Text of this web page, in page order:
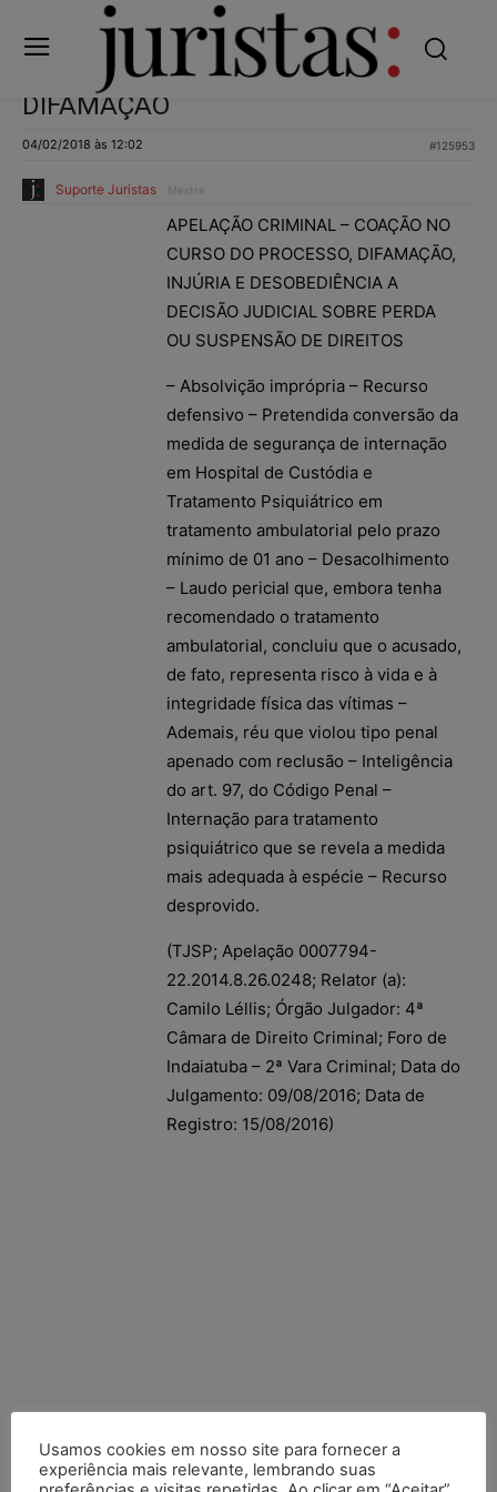
DIFAMAÇÃO
04/02/2018 às 12:02 #125953
Suporte Juristas Mestre
APELAÇÃO CRIMINAL – COAÇÃO NO
CURSO DO PROCESSO, DIFAMAÇÃO,
INJÚRIA E DESOBEDIÊNCIA A
DECISÃO JUDICIAL SOBRE PERDA
OU SUSPENSÃO DE DIREITOS
– Absolvição imprópria – Recurso
defensivo – Pretendida conversão da
medida de segurança de internação
em Hospital de Custódia e
Tratamento Psiquiátrico em
tratamento ambulatorial pelo prazo
mínimo de 01 ano – Desacolhimento
– Laudo pericial que, embora tenha
recomendado o tratamento
ambulatorial, concluiu que o acusado,
de fato, representa risco à vida e à
integridade física das vítimas –
Ademais, réu que violou tipo penal
apenado com reclusão – Inteligência
do art. 97, do Código Penal –
Internação para tratamento
psiquiátrico que se revela a medida
mais adequada à espécie – Recurso
desprovido.
(TJSP; Apelação 0007794-
22.2014.8.26.0248; Relator (a):
Camilo Léllis; Órgão Julgador: 4ª
Câmara de Direito Criminal; Foro de
Indaiatuba – 2ª Vara Criminal; Data do
Julgamento: 09/08/2016; Data de
Registro: 15/08/2016)
Usamos cookies em nosso site para fornecer a
experiência mais relevante, lembrando suas